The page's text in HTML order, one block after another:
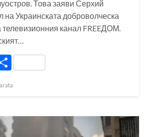
Това заяви Серхий
на Украинската доброволческа
канал FREEДОМ.
Share